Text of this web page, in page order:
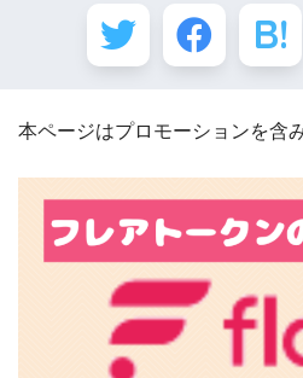
本ページはプロモーションを含